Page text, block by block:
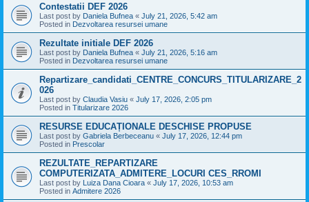
Contestatii DEF 2026
Last post by Daniela Bufnea « July 21, 2026, 5:42 am
Posted in Dezvoltarea resursei umane
Rezultate initiale DEF 2026
Last post by Daniela Bufnea « July 21, 2026, 5:16 am
Posted in Dezvoltarea resursei umane
Repartizare_candidati_CENTRE_CONCURS_TITULARIZARE_2
026
Last post by Claudia Vasiu « July 17, 2026, 2:05 pm
Posted in Titularizare 2026
RESURSE EDUCAȚIONALE DESCHISE PROPUSE
Last post by Gabriela Berbeceanu « July 17, 2026, 12:44 pm
Posted in Prescolar
REZULTATE_REPARTIZARE
COMPUTERIZATA_ADMITERE_LOCURI CES_RROMI
Last post by Luiza Dana Cioara « July 17, 2026, 10:53 am
Posted in Admitere 2026